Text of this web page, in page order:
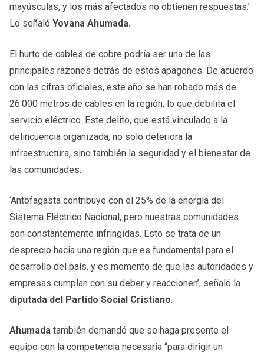
mayúsculas, y los más afectados no obtienen respuestas.’
Lo señaló Yovana Ahumada.
El hurto de cables de cobre podría ser una de las
principales razones detrás de estos apagones. De acuerdo
con las cifras oficiales, este año se han robado más de
26.000 metros de cables en la región, lo que debilita el
servicio eléctrico. Este delito, que está vinculado a la
delincuencia organizada, no solo deteriora la
infraestructura, sino también la seguridad y el bienestar de
las comunidades.
‘Antofagasta contribuye con el 25% de la energía del
Sistema Eléctrico Nacional, pero nuestras comunidades
son constantemente infringidas. Esto se trata de un
desprecio hacia una región que es fundamental para el
desarrollo del país, y es momento de que las autoridades y
empresas cumplan con su deber y reaccionen’, señaló la
diputada del Partido Social Cristiano.
Ahumada también demandó que se haga presente el
equipo con la competencia necesaria “para dirigir un